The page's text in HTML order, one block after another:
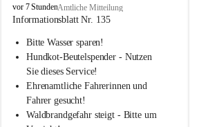
B
u
h
a
vor 7 StundenAmtliche Mitteilung
Informationsblatt Nr. 135
Bitte Wasser sparen!
Hundkot-Beutelspender - Nutzen
Sie dieses Service!
Ehrenamtliche Fahrerinnen und
Fahrer gesucht!
Waldbrandgefahr steigt - Bitte um